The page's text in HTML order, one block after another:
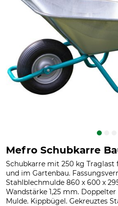
Mefro Schubkarre
Schubkarre mit 250 kg Traglast
und im Gartenbau.
Stahlblechmulde 860 x 600 x
Wandstärke 1,25 mm.
Mulde. Kippbügel. Gekreuztes